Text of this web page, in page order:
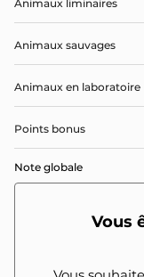
Animaux liminaires
Animaux sauvages
Animaux en laboratoire
Points bonus
Note globale
Vous